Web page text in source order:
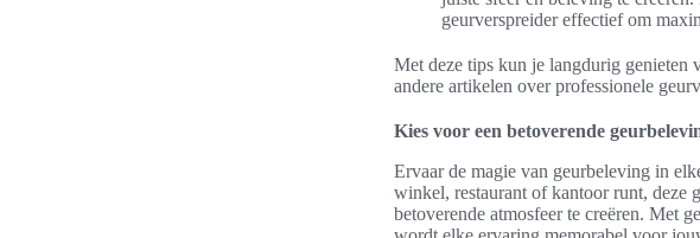
geurverspreider effectief om
Met deze tips kun je langdurig genieten
andere artikelen over professionele
Kies voor een betoverende
Ervaar de magie van geurbeleving in
winkel, restaurant of kantoor runt, deze
betoverende atmosfeer te creëren. Met